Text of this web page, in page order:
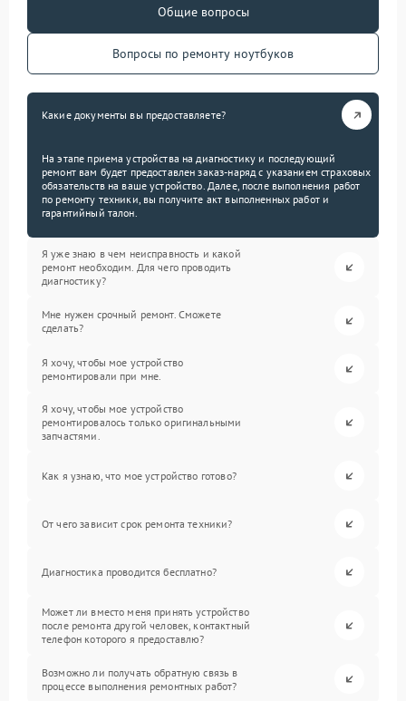
Общие вопросы
Вопросы по ремонту ноутбуков
Какие документы вы предоставляете?
На этапе приема устройства на диагностику и последующий
ремонт вам будет предоставлен заказ-наряд с указанием страховых
обязательств на ваше устройство. Далее, после выполнения работ
по ремонту техники, вы получите акт выполненных работ и
гарантийный талон.
Я уже знаю в чем неисправность и какой
ремонт необходим. Для чего проводить
диагностику?
Мне нужен срочный ремонт. Сможете
сделать?
Я хочу, чтобы мое устройство
ремонтировали при мне.
Я хочу, чтобы мое устройство
ремонтировалось только оригинальными
запчастями.
Как я узнаю, что мое устройство готово?
От чего зависит срок ремонта техники?
Диагностика проводится бесплатно?
Может ли вместо меня принять устройство
после ремонта другой человек, контактный
телефон которого я предоставлю?
Возможно ли получать обратную связь в
процессе выполнения ремонтных работ?